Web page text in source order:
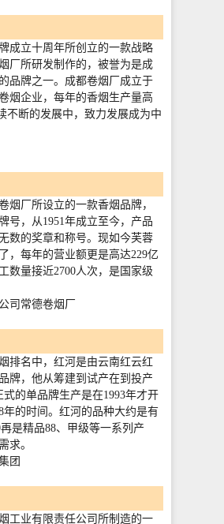
成立十周年所创立的一款战略
厂所研发制作的，被誉为是成
品牌之一。成都卷烟厂成立于
烟企业，每年的香烟生产量高
不断的发展中，致力发展成为中
烟厂所设立的一款香烟品牌，
号，从1951年成立至今，产品
数的奖章和称号。现如今芙蓉
，每年的营业额更是高达229亿
数量接近2700人次，是国家级
司常德卷烟厂
排名中，红河是由云南红云红
牌，他从筹建到试产在到投产
式的单品牌生产是在1993年才开
年的时间。红河的品种大约是有
再是精品88、甲级等一系列产
求。
团
工业有限责任公司所制造的一